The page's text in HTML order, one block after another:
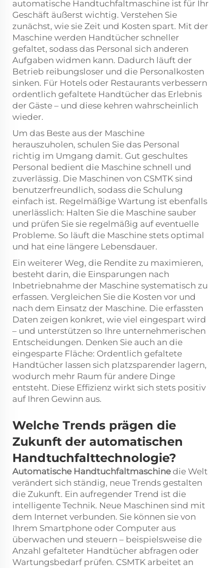
automatische Handtuchfaltmaschine ist für Ihr
Geschäft äußerst wichtig. Verstehen Sie
zunächst, wie sie Zeit und Kosten spart. Mit der
Maschine werden Handtücher schneller
gefaltet, sodass das Personal sich anderen
Aufgaben widmen kann. Dadurch läuft der
Betrieb reibungsloser und die Personalkosten
sinken. Für Hotels oder Restaurants verbessern
ordentlich gefaltete Handtücher das Erlebnis
der Gäste – und diese kehren wahrscheinlich
wieder.
Um das Beste aus der Maschine
herauszuholen, schulen Sie das Personal
richtig im Umgang damit. Gut geschultes
Personal bedient die Maschine schnell und
zuverlässig. Die Maschinen von CSMTK sind
benutzerfreundlich, sodass die Schulung
einfach ist. Regelmäßige Wartung ist ebenfalls
unerlässlich: Halten Sie die Maschine sauber
und prüfen Sie sie regelmäßig auf eventuelle
Probleme. So läuft die Maschine stets optimal
und hat eine längere Lebensdauer.
Ein weiterer Weg, die Rendite zu maximieren,
besteht darin, die Einsparungen nach
Inbetriebnahme der Maschine systematisch zu
erfassen. Vergleichen Sie die Kosten vor und
nach dem Einsatz der Maschine. Die erfassten
Daten zeigen konkret, wie viel eingespart wird
– und unterstützen so Ihre unternehmerischen
Entscheidungen. Denken Sie auch an die
eingesparte Fläche: Ordentlich gefaltete
Handtücher lassen sich platzsparender lagern,
wodurch mehr Raum für andere Dinge
entsteht. Diese Effizienz wirkt sich stets positiv
auf Ihren Gewinn aus.
Welche Trends prägen die
Zukunft der automatischen
Handtuchfalttechnologie?
Automatische Handtuchfaltmaschine die Welt
verändert sich ständig, neue Trends gestalten
die Zukunft. Ein aufregender Trend ist die
intelligente Technik. Neue Maschinen sind mit
dem Internet verbunden. Sie können sie von
Ihrem Smartphone oder Computer aus
überwachen und steuern – beispielsweise die
Anzahl gefalteter Handtücher abfragen oder
Wartungsbedarf prüfen. CSMTK arbeitet an